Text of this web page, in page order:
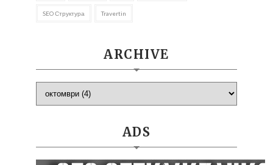
SEO Структура Travertin
ARCHIVE
ADS